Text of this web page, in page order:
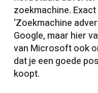
zoekmachine.
‘Zoekmachine
Google, maar hier
van Microsoft ook
dat je een goede
koopt.